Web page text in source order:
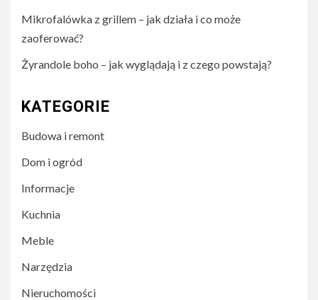
Mikrofalówka z grillem – jak działa i co może
zaoferować?
Żyrandole boho – jak wyglądają i z czego powstają?
KATEGORIE
Budowa i remont
Dom i ogród
Informacje
Kuchnia
Meble
Narzędzia
Nieruchomości